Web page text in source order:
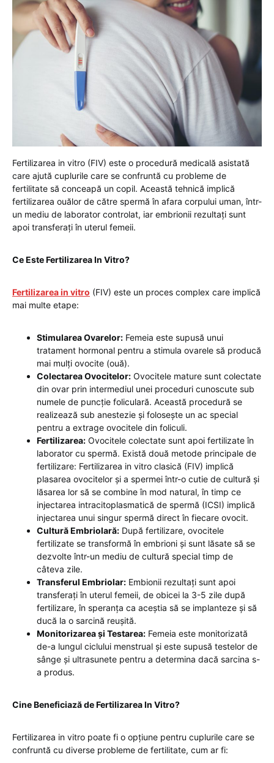
Fertilizarea in vitro (FIV) este o procedură medicală asistată
care ajută cuplurile care se confruntă cu probleme de
fertilitate să conceapă un copil. Această tehnică implică
fertilizarea ouălor de către spermă în afara corpului uman, într-
un mediu de laborator controlat, iar embrionii rezultați sunt
apoi transferați în uterul femeii.
Ce Este Fertilizarea In Vitro?
Fertilizarea in vitro (FIV) este un proces complex care implică
mai multe etape:
Stimularea Ovarelor: Femeia este supusă unui
tratament hormonal pentru a stimula ovarele să producă
mai mulți ovocite (ouă).
Colectarea Ovocitelor: Ovocitele mature sunt colectate
din ovar prin intermediul unei proceduri cunoscute sub
numele de puncție foliculară. Această procedură se
realizează sub anestezie și folosește un ac special
pentru a extrage ovocitele din foliculi.
Fertilizarea: Ovocitele colectate sunt apoi fertilizate în
laborator cu spermă. Există două metode principale de
fertilizare: Fertilizarea in vitro clasică (FIV) implică
plasarea ovocitelor și a spermei într-o cutie de cultură și
lăsarea lor să se combine în mod natural, în timp ce
injectarea intracitoplasmatică de spermă (ICSI) implică
injectarea unui singur spermă direct în fiecare ovocit.
Cultură Embriolară: După fertilizare, ovocitele
fertilizate se transformă în embrioni și sunt lăsate să se
dezvolte într-un mediu de cultură special timp de
câteva zile.
Transferul Embriolar: Embionii rezultați sunt apoi
transferați în uterul femeii, de obicei la 3-5 zile după
fertilizare, în speranța ca aceștia să se implanteze și să
ducă la o sarcină reușită.
Monitorizarea și Testarea: Femeia este monitorizată
de-a lungul ciclului menstrual și este supusă testelor de
sânge și ultrasunete pentru a determina dacă sarcina s-
a produs.
Cine Beneficiază de Fertilizarea In Vitro?
Fertilizarea in vitro poate fi o opțiune pentru cuplurile care se
confruntă cu diverse probleme de fertilitate, cum ar fi: